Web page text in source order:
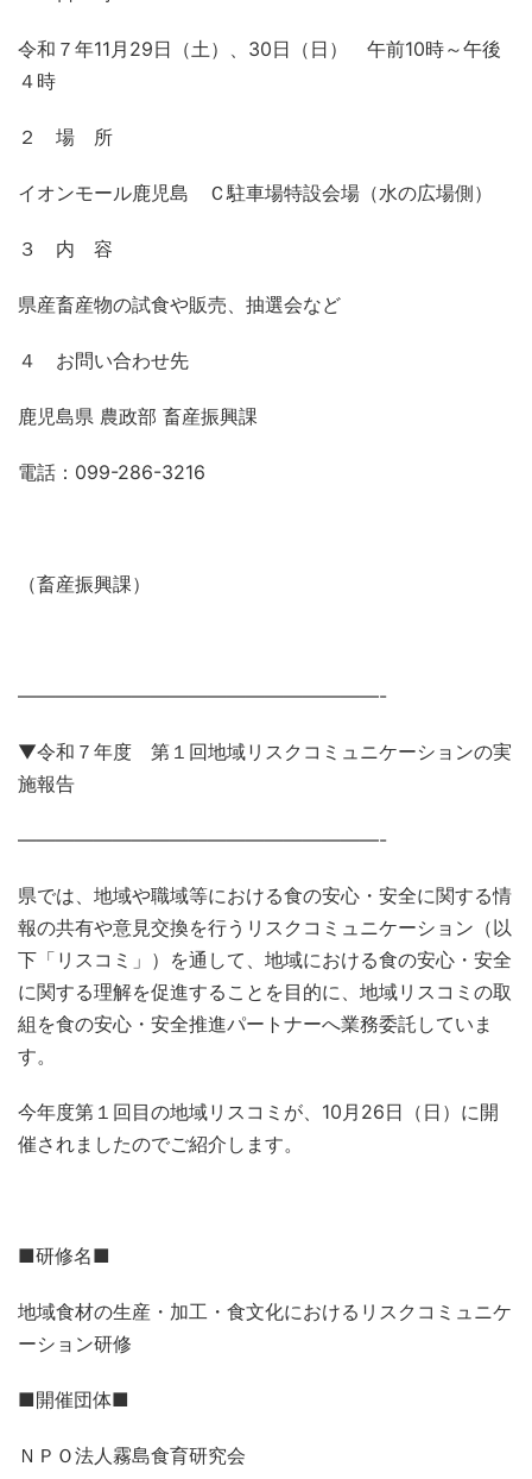
令和７年11月29日（土）、30日（日） 午前10時～午後
４時
２ 場 所
イオンモール鹿児島 Ｃ駐車場特設会場（水の広場側）
３ 内 容
県産畜産物の試食や販売、抽選会など
４ お問い合わせ先
鹿児島県 農政部 畜産振興課
電話：099-286-3216
（畜産振興課）
———————————————————-
▼令和７年度 第１回地域リスクコミュニケーションの実
施報告
———————————————————-
県では、地域や職域等における食の安心・安全に関する情
報の共有や意見交換を行うリスクコミュニケーション（以
下「リスコミ」）を通して、地域における食の安心・安全
に関する理解を促進することを目的に、地域リスコミの取
組を食の安心・安全推進パートナーへ業務委託していま
す。
今年度第１回目の地域リスコミが、10月26日（日）に開
催されましたのでご紹介します。
■研修名■
地域食材の生産・加工・食文化におけるリスクコミュニケ
ーション研修
■開催団体■
ＮＰＯ法人霧島食育研究会